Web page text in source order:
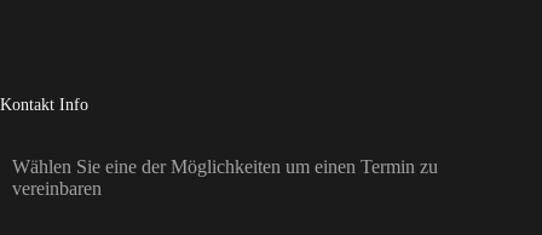
Kontakt Info
Wählen Sie eine der Möglichkeiten um einen Termin zu
vereinbaren